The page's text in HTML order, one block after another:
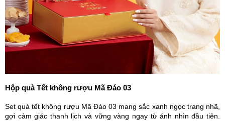
Hộp quà Tết không rượu Mã Đáo 03
Set quà tết không rượu Mã Đáo 03 mang sắc xanh ngọc trang nhã,
gợi cảm giác thanh lịch và vững vàng ngay từ ánh nhìn đầu tiên.